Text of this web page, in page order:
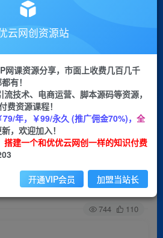
APP下载
GO
正文
玩法】实操一星期1300+有图
关注 私信
744 110
云网创资源站
网课资源分享，市面上收费几百几千
有！
技术、电商运营、脚本源码等资源，
费资源课程！
79/年，￥99/永久 (推广佣金70%)， 全
，欢迎加入！
搭建一个和优优云网创一样的知识付费
开通VIP会员 加盟当站长